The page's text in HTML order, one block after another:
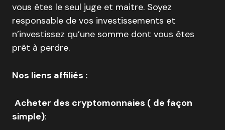
vous êtes le seul juge et maitre. Soyez
responsable de vos investissements et
n’investissez qu’une somme dont vous êtes
prêt à perdre.
Nos liens affiliés :
Acheter des cryptomonnaies ( de façon
simple):